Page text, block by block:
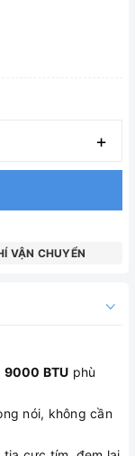
+
VẬN CHUYỂN
9000 BTU phù
nói, không cần